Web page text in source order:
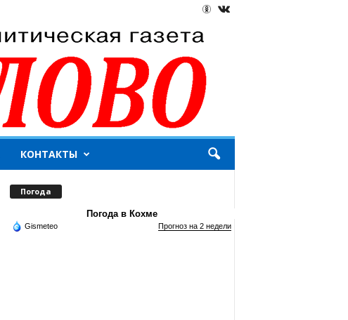
КОНТАКТЫ
Погода
Погода в Кохме
Gismeteo Прогноз на 2 недели